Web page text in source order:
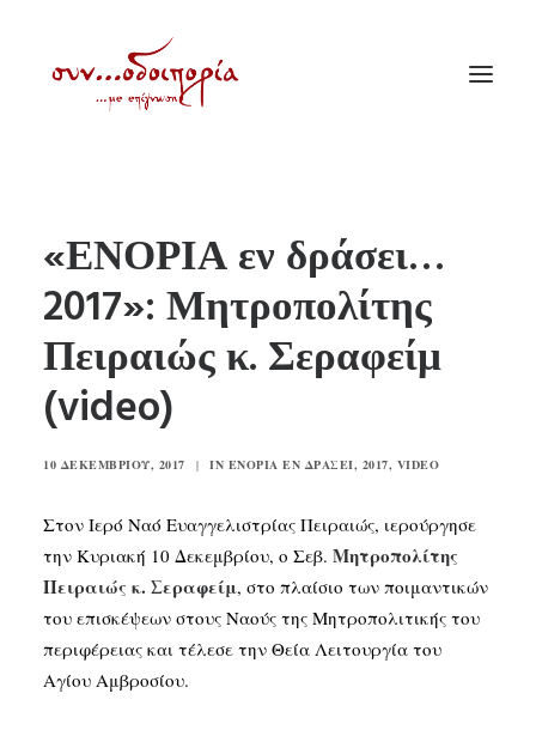
ΘΕΜΑΤΟΛΟΓΙΑ
ΑΝΑΚΟΙΝΩΣΕΙΣ
ΕΝΟΡΙΑ ΕΝ ΔΡΑΣΕΙ
ΕΥΑΓΓΕΛΙΣΤΡΙΑ ΠΕΙΡΑΙΏΣ
VIDEO
ΠΑΛΑΙΑ ΣΥΝΟΔΟΙΠΟΡΙΑ
SEARCH
«ΕΝΟΡΙΑ εν δράσει…
2017»: Μητροπολίτης
Πειραιώς κ. Σεραφείμ
(video)
10 ΔΕΚΕΜΒΡΊΟΥ, 2017 | IN ΕΝΟΡΊΑ ΕΝ ΔΡΆΣΕΙ, 2017, VIDEO
Στον Ιερό Ναό Ευαγγελιστρίας Πειραιώς, ιερούργησε
την Κυριακή 10 Δεκεμβρίου, ο Σεβ. Μητροπολίτης
Πειραιώς κ. Σεραφείμ, στο πλαίσιο των ποιμαντικών
του επισκέψεων στους Ναούς της Μητροπολιτικής του
περιφέρειας και τέλεσε την Θεία Λειτουργία του
Αγίου Αμβροσίου.